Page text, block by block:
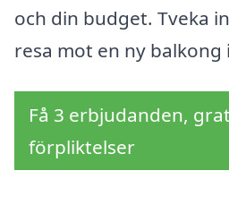
och din budget. Tveka
resa mot en ny balkong
Få 3 erbjudanden,
förpliktelser